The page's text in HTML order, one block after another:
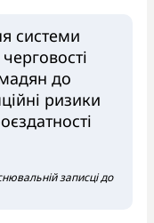
системи
до
ризики
записці до